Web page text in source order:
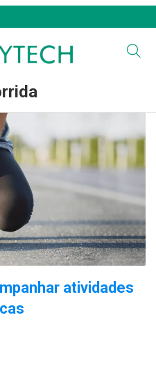
atividades